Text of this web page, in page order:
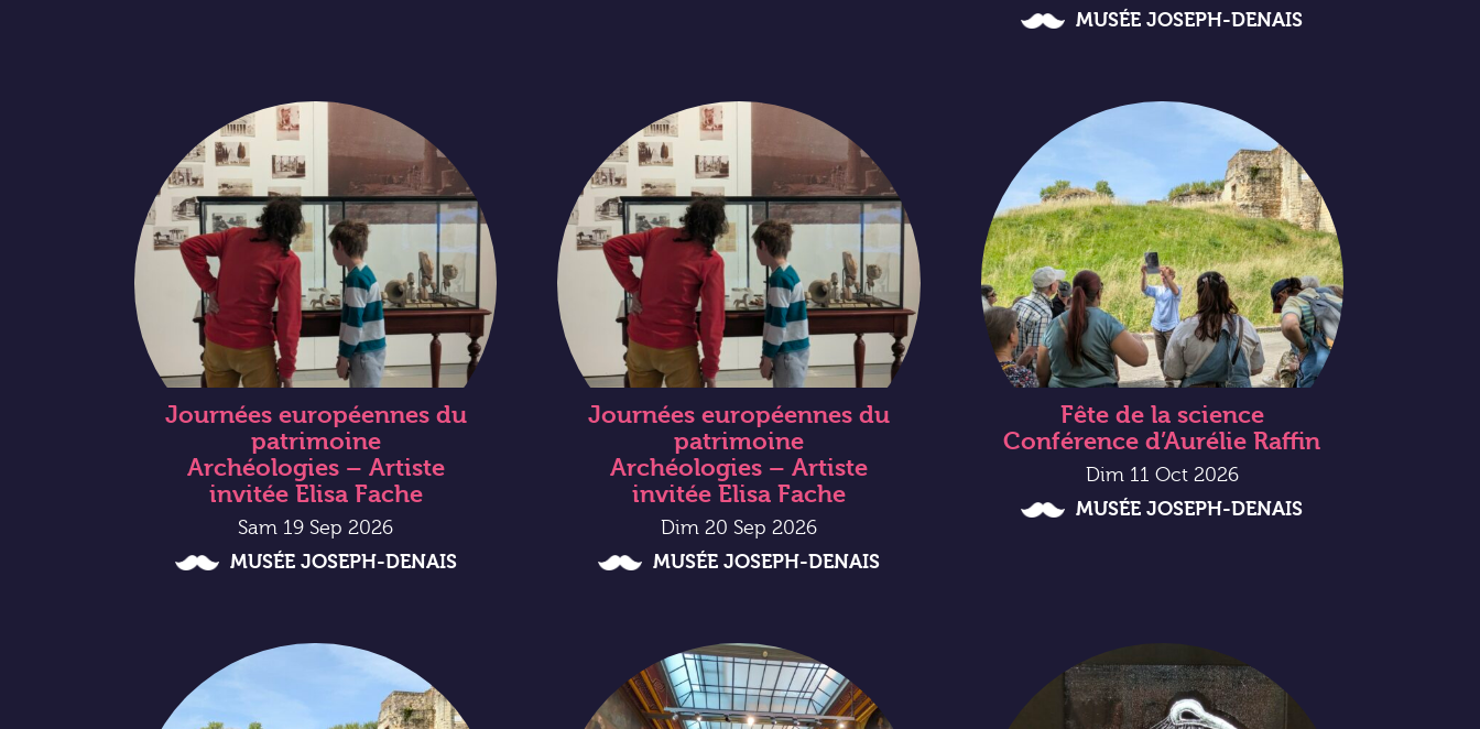
MUSÉE JOSEPH-DENAIS
Journées européennes du
patrimoine
Archéologies – Artiste
invitée Elisa Fache
Sam 19 Sep 2026
MUSÉE JOSEPH-DENAIS
Journées européennes du
patrimoine
Archéologies – Artiste
invitée Elisa Fache
Dim 20 Sep 2026
MUSÉE JOSEPH-DENAIS
Fête de la science
Conférence d’Aurélie Raffin
Dim 11 Oct 2026
MUSÉE JOSEPH-DENAIS